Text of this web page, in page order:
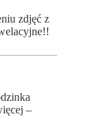
zdjęć z
–